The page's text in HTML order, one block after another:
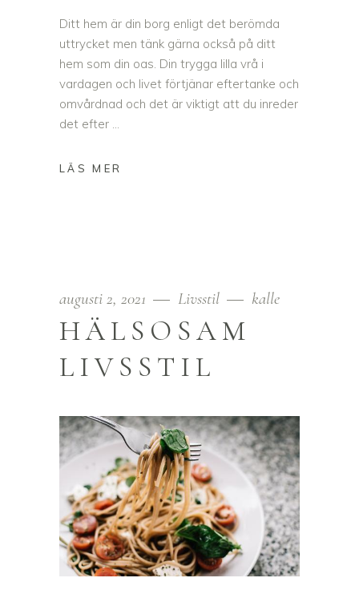
Ditt hem är din borg enligt det berömda
uttrycket men tänk gärna också på ditt
hem som din oas. Din trygga lilla vrå i
vardagen och livet förtjänar eftertanke och
omvårdnad och det är viktigt att du inreder
det efter
augusti 2, 2021 Livsstil kalle
HÄLSOSAM
LIVSSTIL